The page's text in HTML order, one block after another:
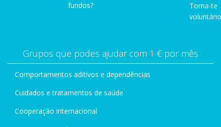
fundos?
Torna-te
Grupos que podes ajudar com 1 € por mês
Comportamentos aditivos e dependências
Cuidados e tratamentos de saúde
Cooperação internacional